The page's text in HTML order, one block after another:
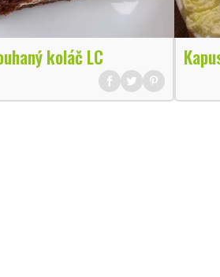
koláč LC